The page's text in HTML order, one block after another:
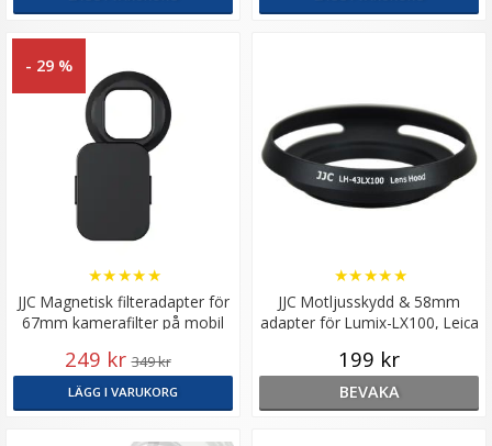
- 29 %
JJC Magnetisk filteradapter för
67mm kamerafilter på mobil
★★★★★
249 kr 349 kr
LÄGG I VARUKORG
JJC Motljusskydd & 58mm
adapter för Lumix-LX100, Leica
★★★★★
199 kr
BEVAKA